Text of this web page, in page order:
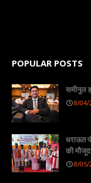
POPULAR POSTS
समीनुल
8/04/
धराऊत
की
8/05/